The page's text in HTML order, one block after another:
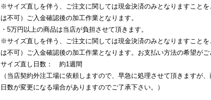
※サイズ直しを伴う、ご注文に関しては現金決済のみとなりますこと
は不可）ご入金確認後の加工作業となります。
・5万円以上の商品は当店が負担させて頂きます。
※サイズ直しを伴う、ご注文に関しては現金決済のみとなりますこと
は不可）ご入金確認後の加工作業となります。お支払い方法の希望が
サイズ直し日数： 約1週間
（当店契約外注工場に依頼しますので、早急に処理させて頂きますが
日数が変更になる場合がありますのでご了承下さい。）